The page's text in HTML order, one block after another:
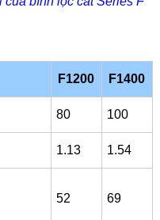
F1200 F1400
80 100
1.13 1.54
52 69